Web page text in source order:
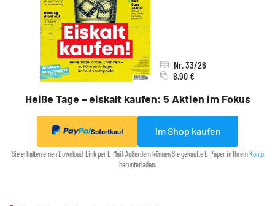
Heiße Tage – eiskalt kaufen: 5 Aktien im Fokus
Nr. 33/26
8,90 €
Sofortkauf Im Shop kaufen
Sie erhalten einen Download-Link per E-Mail. Außerdem können Sie gekaufte E-Paper in Ihrem Konto
herunterladen.